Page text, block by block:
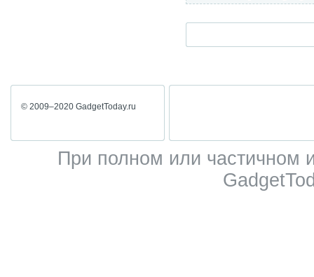
© 2009–2020 GadgetToday.ru
При полном или частичном